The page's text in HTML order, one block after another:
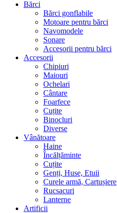
Bărci
Bărci gonflabile
Motoare pentru bărci
Navomodele
Sonare
Accesorii pentru bărci
Accesorii
Chipiuri
Maiouri
Ochelari
Cântare
Foarfece
Cuțite
Binocluri
Diverse
Vânătoare
Haine
Încălțăminte
Cuțite
Genți, Huse, Etuii
Curele armă, Cartușiere
Rucsacuri
Lanterne
Artificii